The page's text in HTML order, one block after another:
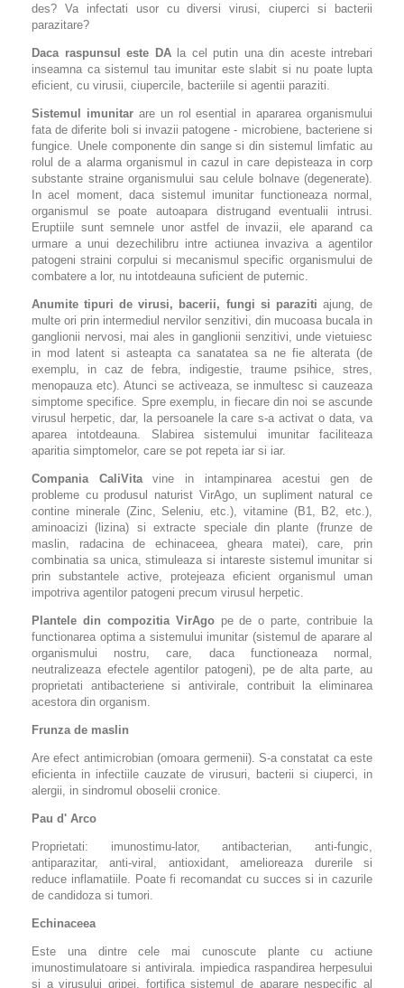
des? Va infectati usor cu diversi virusi, ciuperci si bacterii
parazitare?
Daca raspunsul este DAla cel putin una din aceste intrebari
inseamna ca sistemul tau imunitar este slabit si nu poate lupta
eficient, cu virusii, ciupercile, bacteriile si agentii paraziti.
Sistemul imunitarare un rol esential in apararea organismului
fata de diferite boli si invazii patogene - microbiene, bacteriene si
fungice. Unele componente din sange si din sistemul limfatic au
rolul de a alarma organismul in cazul in care depisteaza in corp
substante straine organismului sau celule bolnave (degenerate).
In acel moment, daca sistemul imunitar functioneaza normal,
organismul se poate autoapara distrugand eventualii intrusi.
Eruptiile sunt semnele unor astfel de invazii, ele aparand ca
urmare a unui dezechilibru intre actiunea invaziva a agentilor
patogeni straini corpului si mecanismul specific organismului de
combatere a lor, nu intotdeauna suficient de puternic.
Anumite tipuri de virusi, bacerii, fungi si paraziti ajung, de
multe ori prin intermediul nervilor senzitivi, din mucoasa bucala in
ganglionii nervosi, mai ales in ganglionii senzitivi, unde vietuiesc
in mod latent si asteapta ca sanatatea sa ne fie alterata (de
exemplu, in caz de febra, indigestie, traume psihice, stres,
menopauza etc). Atunci se activeaza, se inmultesc si cauzeaza
simptome specifice. Spre exemplu, in fiecare din noi se ascunde
virusul herpetic, dar, la persoanele la care s-a activat o data, va
aparea intotdeauna. Slabirea sistemului imunitar faciliteaza
aparitia simptomelor, care se pot repeta iar si iar.
Compania CaliVitavine in intampinarea acestui gen de
probleme cu produsul naturist VirAgo, un supliment natural ce
contine minerale (Zinc, Seleniu, etc.), vitamine (B1, B2, etc.),
aminoacizi (lizina) si extracte speciale din plante (frunze de
maslin, radacina de echinaceea, gheara matei), care, prin
combinatia sa unica, stimuleaza si intareste sistemul imunitar si
prin substantele active, protejeaza eficient organismul uman
impotriva agentilor patogeni precum virusul herpetic.
Plantele din compozitia VirAgope de o parte, contribuie la
functionarea optima a sistemului imunitar (sistemul de aparare al
organismului nostru, care, daca functioneaza normal,
neutralizeaza efectele agentilor patogeni), pe de alta parte, au
proprietati antibacteriene si antivirale, contribuit la eliminarea
acestora din organism.
Frunza de maslin
Are efect antimicrobian (omoara germenii). S-a constatat ca este
eficienta in infectiile cauzate de virusuri, bacterii si ciuperci, in
alergii, in sindromul oboselii cronice.
Pau d' Arco
Proprietati: imunostimu-lator, antibacterian, anti-fungic,
antiparazitar, anti-viral, antioxidant, amelioreaza durerile si
reduce inflamatiile. Poate fi recomandat cu succes si in cazurile
de candidoza si tumori.
Echinaceea
Este una dintre cele mai cunoscute plante cu actiune
imunostimulatoare si antivirala. impiedica raspandirea herpesului
si a virusului gripei, fortifica sistemul de aparare nespecific al